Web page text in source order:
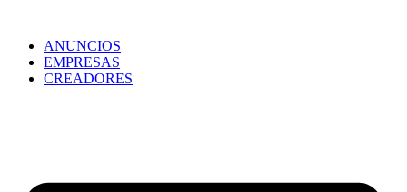
ANUNCIOS
EMPRESAS
CREADORES